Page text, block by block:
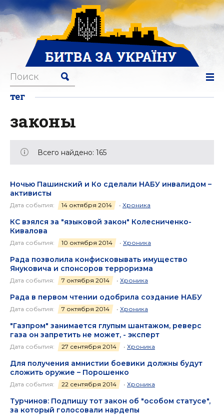
тег
законы
Всего найдено: 165
Ночью Пашинский и Ко сделали НАБУ инвалидом –
активисты
Дата события: 14 октября 2014 • Хроника
КС взялся за "языковой закон" Колесниченко-
Кивалова
Дата события: 10 октября 2014 • Хроника
Рада позволила конфисковывать имущество
Януковича и спонсоров терроризма
Дата события: 7 октября 2014 • Хроника
Рада в первом чтении одобрила создание НАБУ
Дата события: 7 октября 2014 • Хроника
"Газпром" занимается глупым шантажом, реверс
газа он запретить не может, - эксперт
Дата события: 27 сентября 2014 • Хроника
Для получения амнистии боевики должны будут
сложить оружие – Порошенко
Дата события: 22 сентября 2014 • Хроника
Турчинов: Подпишу тот закон об "особом статусе",
за который голосовали нардепы